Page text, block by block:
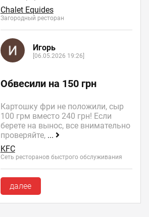
Chalet Equides
Загородный ресторан
Игорь
[06.05.2026 19:26]
Обвесили на 150 грн
Картошку фри не положили, сыр
100 грм вместо 240 грн! Если
берете на вынос, все внимательно
проверяйте, ...
KFC
Сеть ресторанов быстрого обслуживания
далее